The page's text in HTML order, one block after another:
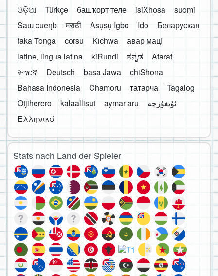
ଓଡ଼ିଆ
Türkçe башҡорт теле isiXhosa
suomi
Saɯ cueŋƅ
मराठी Asụsụ Igbo Ido
Беларуская
faka Tonga
corsu Kichwa
авар мацӀ
latine, lingua latina
kiRundi ಕನ್ನಡ
Afaraf
ትግርኛ
Deutsch basa Jawa
chiShona
Bahasa Indonesia
Chamoru татарча
Tagalog
Otjiherero
kalaallisut aymar aru
Ελληνικά
Stats nach Land der Spieler